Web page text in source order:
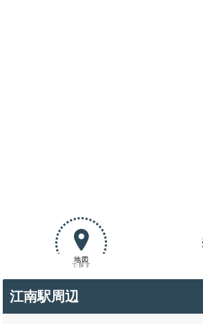
地図
で探す
江南駅周辺